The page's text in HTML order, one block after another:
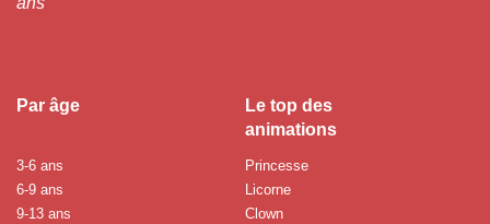
Par âge
3-6 ans
6-9 ans
9-13 ans
Le top des
animations
Princesse
Licorne
Clown